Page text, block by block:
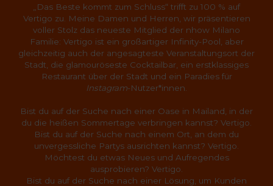
„Das Beste kommt zum Schluss“ trifft zu 100 % auf
Vertigo zu. Meine Damen und Herren, wir präsentieren
voller Stolz das neueste Mitglied der nhow Milano
Familie: Vertigo ist ein großartiger Infinity-Pool, aber
gleichzeitig auch der angesagteste Veranstaltungsort der
Stadt, die glamouröseste Cocktailbar, ein erstklassiges
Restaurant über der Stadt und ein Paradies für
Instagram-Nutzer*innen.
Bist du auf der Suche nach einer Oase in Mailand, in der
du die heißen Sommertage verbringen kannst? Vertigo.
Bist du auf der Suche nach einem Ort, an dem du
unvergessliche Partys ausrichten kannst? Vertigo.
Möchtest du etwas Neues und Aufregendes
ausprobieren? Vertigo.
Bist du auf der Suche nach einer Lösung, um Kunden